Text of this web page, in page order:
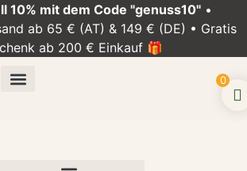
0
10% mit dem Code "genuss10" •
ab 65 € (AT) & 149 € (DE) • Gratis
ab 200 € Einkauf 🎁